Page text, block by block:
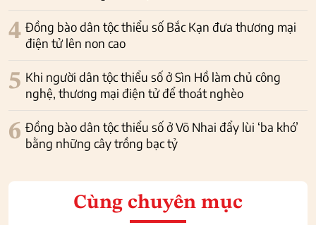
4 Đồng bào dân tộc thiểu số Bắc Kạn đưa thương mại
điện tử lên non cao
5 Khi người dân tộc thiểu số ở Sìn Hồ làm chủ công
nghệ, thương mại điện tử để thoát nghèo
6 Đồng bào dân tộc thiểu số ở Võ Nhai đẩy lùi ‘ba khó’
bằng những cây trồng bạc tỷ
Cùng chuyên mục